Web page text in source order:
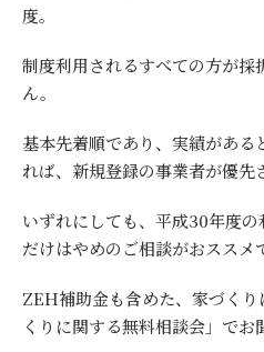
度。
制度利用されるすべての方が採
ん。
基本先着順であり、実績があ
れば、新規登録の事業者が優先
いずれにしても、平成30年度
だけはやめのご相談がおススメ
ZEH補助金も含めた、家づく
くりに関する無料相談会」でお